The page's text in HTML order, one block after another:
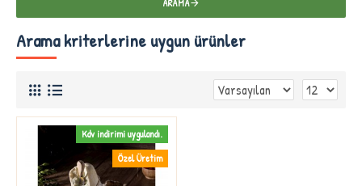
ARAMA
Arama kriterlerine uygun ürünler
Özel Üretim
Kdv indirimi uygulandı.